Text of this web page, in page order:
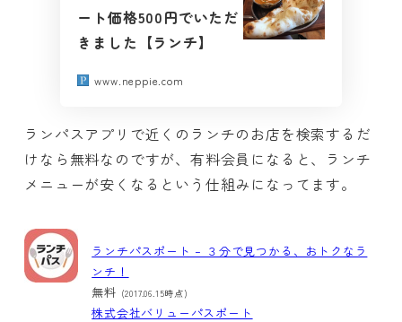
ート価格500円でいただ
きました【ランチ】
www.neppie.com
ランパスアプリで近くのランチのお店を検索するだ
けなら無料なのですが、有料会員になると、ランチ
メニューが安くなるという仕組みになってます。
ランチパスポート – ３分で見つかる、おトクなラ
ンチ！
無料 (2017.06.15時点)
株式会社バリューパスポート